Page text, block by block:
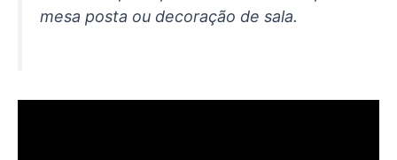
mesa posta ou decoração de sala.